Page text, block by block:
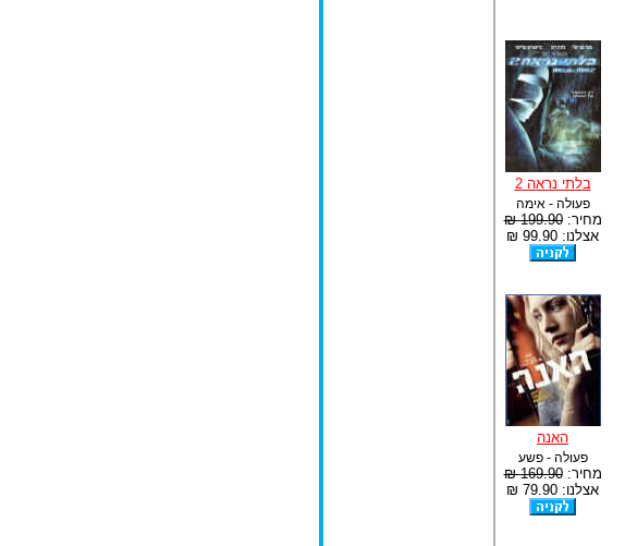
בלתי נראה 2
פעולה - אימה
מחיר:199.90 ₪
אצלנו: 99.90 ₪
האנה
פעולה - פשע
מחיר:169.90 ₪
אצלנו: 79.90 ₪